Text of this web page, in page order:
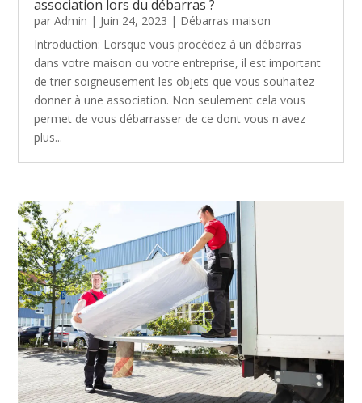
association lors du débarras ?
parAdmin | Juin 24, 2023 | Débarras maison
Introduction: Lorsque vous procédez à un débarras
dans votre maison ou votre entreprise, il est important
de trier soigneusement les objets que vous souhaitez
donner à une association. Non seulement cela vous
permet de vous débarrasser de ce dont vous n'avez
plus...